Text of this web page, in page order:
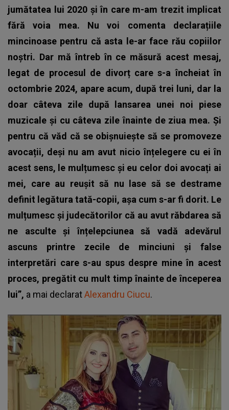
jumătatea lui 2020 și în care m-am trezit implicat
fără voia mea. Nu voi comenta declarațiile
mincinoase pentru că asta le-ar face rău copiilor
noștri. Dar mă întreb în ce măsură acest mesaj,
legat de procesul de divorț care s-a încheiat în
octombrie 2024, apare acum, după trei luni, dar la
doar câteva zile după lansarea unei noi piese
muzicale și cu câteva zile înainte de ziua mea. Și
pentru că văd că se obișnuiește să se promoveze
avocații, deși nu am avut nicio înțelegere cu ei în
acest sens, le mulțumesc și eu celor doi avocați ai
mei, care au reușit să nu lase să se destrame
definit legătura tată-copii, așa cum s-ar fi dorit. Le
mulțumesc și judecătorilor că au avut răbdarea să
ne asculte și înțelepciunea să vadă adevărul
ascuns printre zecile de minciuni și false
interpretări care s-au spus despre mine în acest
proces, pregătit cu mult timp înainte de începerea
lui”, a mai declaratAlexandru Ciucu.